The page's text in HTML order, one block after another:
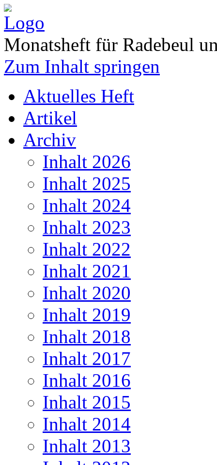
Monatsheft für Radebeul
Zum Inhalt springen
Aktuelles Heft
Artikel
Archiv
Inhalt 2026
Inhalt 2025
Inhalt 2024
Inhalt 2023
Inhalt 2022
Inhalt 2021
Inhalt 2020
Inhalt 2019
Inhalt 2018
Inhalt 2017
Inhalt 2016
Inhalt 2015
Inhalt 2014
Inhalt 2013